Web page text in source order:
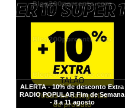
ALERTA - 10% de desconto Extra
RADIO POPULAR Fim de Semana
- 8 a 11 agosto